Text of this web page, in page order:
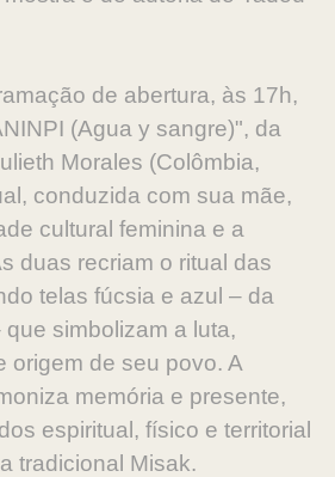
de abertura, às 17h,
(Agua y sangre)", da
Morales (Colômbia,
conduzida com sua mãe,
cultural feminina e a
duas recriam o ritual das
telas fúcsia e azul – da
simbolizam a luta,
origem de seu povo. A
memória e presente,
espiritual, físico e territorial
tradicional Misak.